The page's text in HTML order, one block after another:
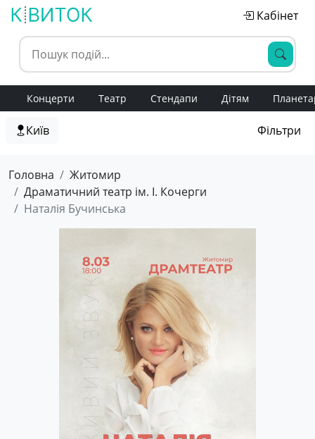
Кабінет
Концерти Театр Стендапи Дітям
Київ Фільтри
Головна
Житомир
Драматичний театр ім. І. Кочерги
Наталія Бучинська